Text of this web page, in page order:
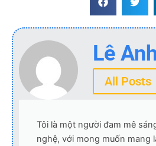
Lê
All Posts
Tôi là một người đam mê
nghệ, với mong muốn mang